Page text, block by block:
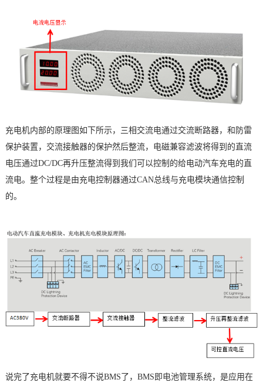
充电机内部的原理图如下所示，三相交流电通过交流断路器，和防雷
保护装置，交流接触器的保护然后整流，电磁兼容滤波将得到的直流
电压通过DC/DC再升压整流得到我们可以控制的给电动汽车充电的直
流电。整个过程是由充电控制器通过CAN总线与充电模块通信控制
的。
说完了充电机就要不得不说BMS了，BMS即电池管理系统，是应用在